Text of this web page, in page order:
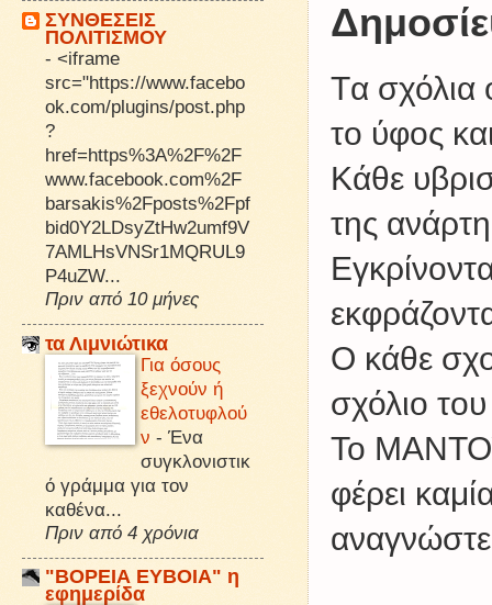
Tα σχόλια
το ύφος
Kάθε
της
Ο κάθε
σχόλιο
Το
φέρει
ΣΥΝΘΕΣΕΙΣ
ΠΟΛΙΤΙΣΜΟΥ
- <iframe
src="https://www.facebo
ok.com/plugins/post.php
?
href=https%3A%2F%2F
www.facebook.com%2F
barsakis%2Fposts%2Fpf
bid0Y2LDsyZtHw2umf9V
7AMLHsVNSr1MQRUL9
P4uZW...
Πριν από 10 μήνες
τα Λιμνιώτικα
Για όσους
ξεχνούν ή
εθελοτυφλού
ν - Ένα
συγκλονιστικ
ό γράμμα για τον
καθένα...
Πριν από 4 χρόνια
"ΒΟΡΕΙΑ ΕΥΒΟΙΑ" η
εφημερίδα